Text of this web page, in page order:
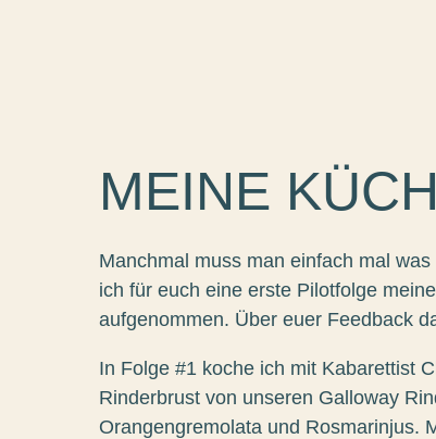
MEINE
Manchmal muss man einfach mal
ich für euch eine erste Pilotfolge
aufgenommen. Über euer Feedback
In Folge #1 koche ich mit Kabarettist
Rinderbrust von unseren Galloway
Orangengremolata und Rosmarinjus.